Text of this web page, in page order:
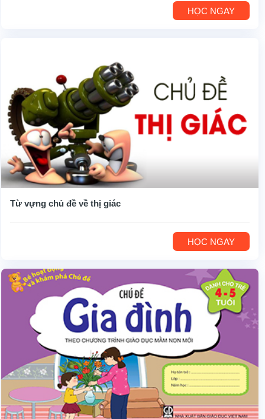
HỌC NGAY
Từ vựng chủ đề về thị giác
HỌC NGAY